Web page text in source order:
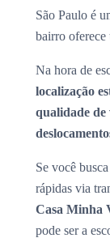
São Paulo é
bairro
Na hora de
localização
qualidade de
Se você
rápidas via
Casa Minha
pode ser a